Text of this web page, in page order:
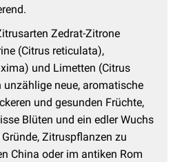
Zedrat-Zitrone
(Citrus reticulata),
und Limetten (Citrus
neue, aromatische
und gesunden Früchte,
Blüten und ein edler Wuchs
Zitruspflanzen zu
China oder im antiken Rom